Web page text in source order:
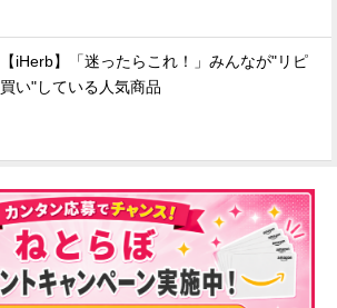
【iHerb】「迷ったらこれ！」みんなが"リピ
買い"している人気商品